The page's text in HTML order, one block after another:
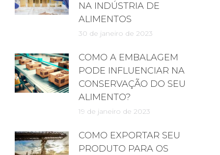
NA INDÚSTRIA DE
ALIMENTOS
30 de janeiro de 2023
COMO A EMBALAGEM
PODE INFLUENCIAR NA
CONSERVAÇÃO DO SEU
ALIMENTO?
19 de janeiro de 2023
COMO EXPORTAR SEU
PRODUTO PARA OS